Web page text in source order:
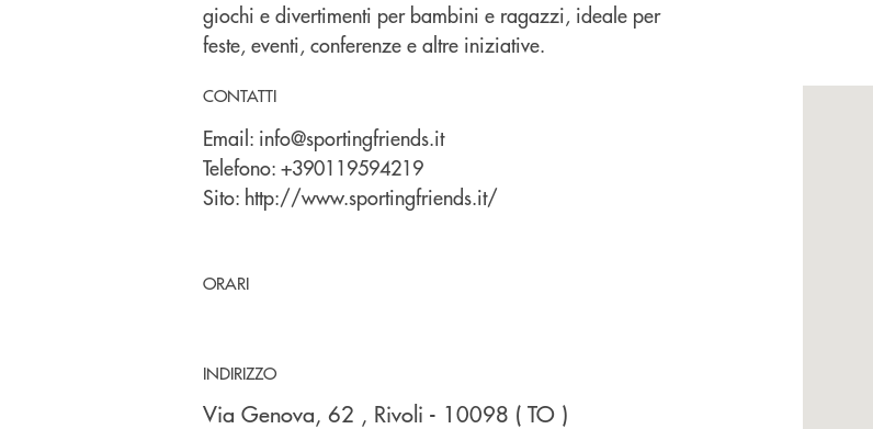
giochi e divertimenti per bambini e ragazzi, ideale per
feste, eventi, conferenze e altre iniziative.
CONTATTI
Email: info@sportingfriends.it
Telefono: +390119594219
Sito: http://www.sportingfriends.it/
ORARI
INDIRIZZO
Via Genova, 62 , Rivoli - 10098 ( TO )